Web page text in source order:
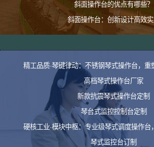
斜面操作台的优点有哪些？
斜面操作台：创新设计高效
精工品质·琴键律动：不锈钢琴式操作台，重
高档琴式操作台厂家
新款抗震琴式操作台定制
琴台式监控控制台定制
硬核工业·模块中枢：专业级琴式调度操作台
琴式监控台订制